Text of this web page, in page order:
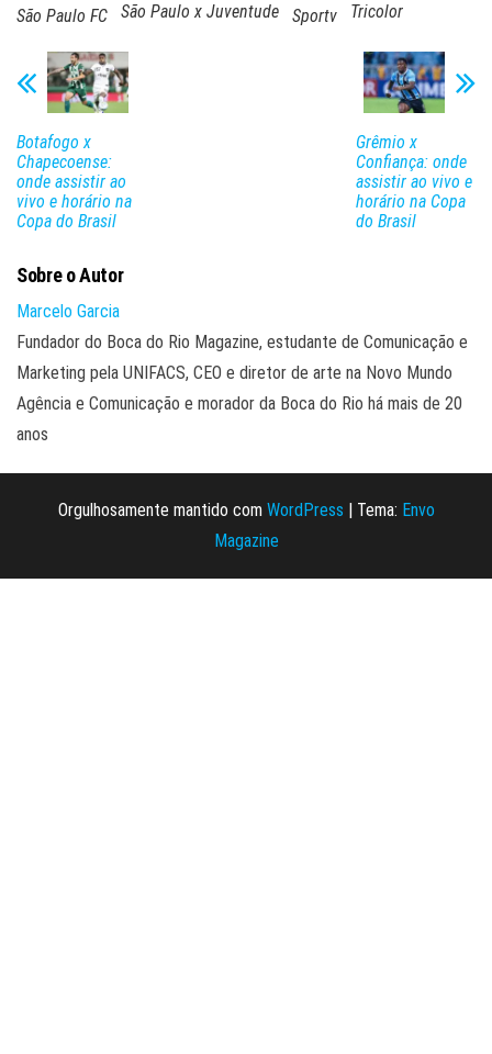
São Paulo FC
São Paulo x Juventude Sportv Tricolor
Botafogo x
Chapecoense:
onde assistir ao
vivo e horário na
Copa do Brasil
Grêmio x
Confiança: onde
assistir ao vivo e
horário na Copa
do Brasil
Sobre o Autor
Marcelo Garcia
Fundador do Boca do Rio Magazine, estudante de Comunicação e
Marketing pela UNIFACS, CEO e diretor de arte na Novo Mundo
Agência e Comunicação e morador da Boca do Rio há mais de 20
anos
Orgulhosamente mantido com WordPress | Tema: Envo
Magazine